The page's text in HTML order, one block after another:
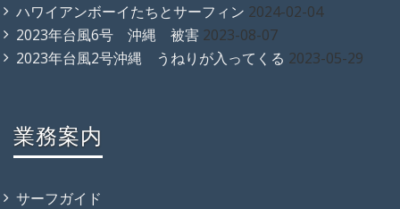
ハワイアンボーイたちとサーフィン 2024-02-04
2023年台風6号 沖縄 被害 2023-08-07
2023年台風2号沖縄 うねりが入ってくる 2023-05-29
業務案内
サーフガイド